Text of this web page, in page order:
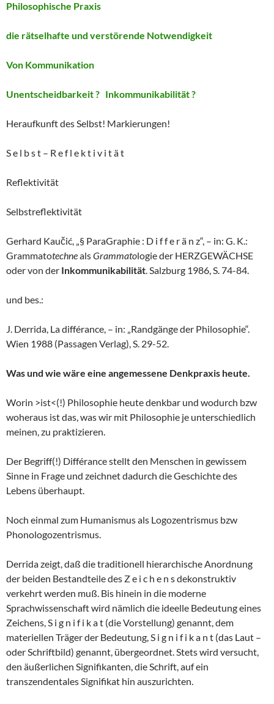
Philosophische Praxis
die rätselhafte und verstörende Notwendigkeit
Von Kommunikation
Unentscheidbarkeit ? Inkommunikabilität ?
Heraufkunft des Selbst! Markierungen!
S e l b s t – R e f l e k t i v i t ä t
Reflektivität
Selbstreflektivität
Gerhard Kaučić, „§ ParaGraphie : D i f f e r ä n z“, – in: G. K.:
GrammatotechnealsGrammatologie der HERZGEWÄCHSE
oder von der Inkommunikabilität. Salzburg 1986, S. 74-84.
und bes.:
J. Derrida, La différance, – in: „Randgänge der Philosophie“.
Wien 1988 (Passagen Verlag), S. 29-52.
Was und wie wäre eine angemessene Denkpraxis heute.
Worin >ist<(!) Philosophie heute denkbar und wodurch bzw
woheraus ist das, was wir mit Philosophie je unterschiedlich
meinen, zu praktizieren.
Der Begriff(!) Différance stellt den Menschen in gewissem
Sinne in Frage und zeichnet dadurch die Geschichte des
Lebens überhaupt.
Noch einmal zum Humanismus als Logozentrismus bzw
Phonologozentrismus.
Derrida zeigt, daß die traditionell hierarchische Anordnung
der beiden Bestandteile des Z e i c h e n s dekonstruktiv
verkehrt werden muß. Bis hinein in die moderne
Sprachwissenschaft wird nämlich die ideelle Bedeutung eines
Zeichens, S i g n i f i k a t (die Vorstellung) genannt, dem
materiellen Träger der Bedeutung, S i g n i f i k a n t (das Laut –
oder Schriftbild) genannt, übergeordnet. Stets wird versucht,
den äußerlichen Signifikanten, die Schrift, auf ein
transzendentales Signifikat hin auszurichten.